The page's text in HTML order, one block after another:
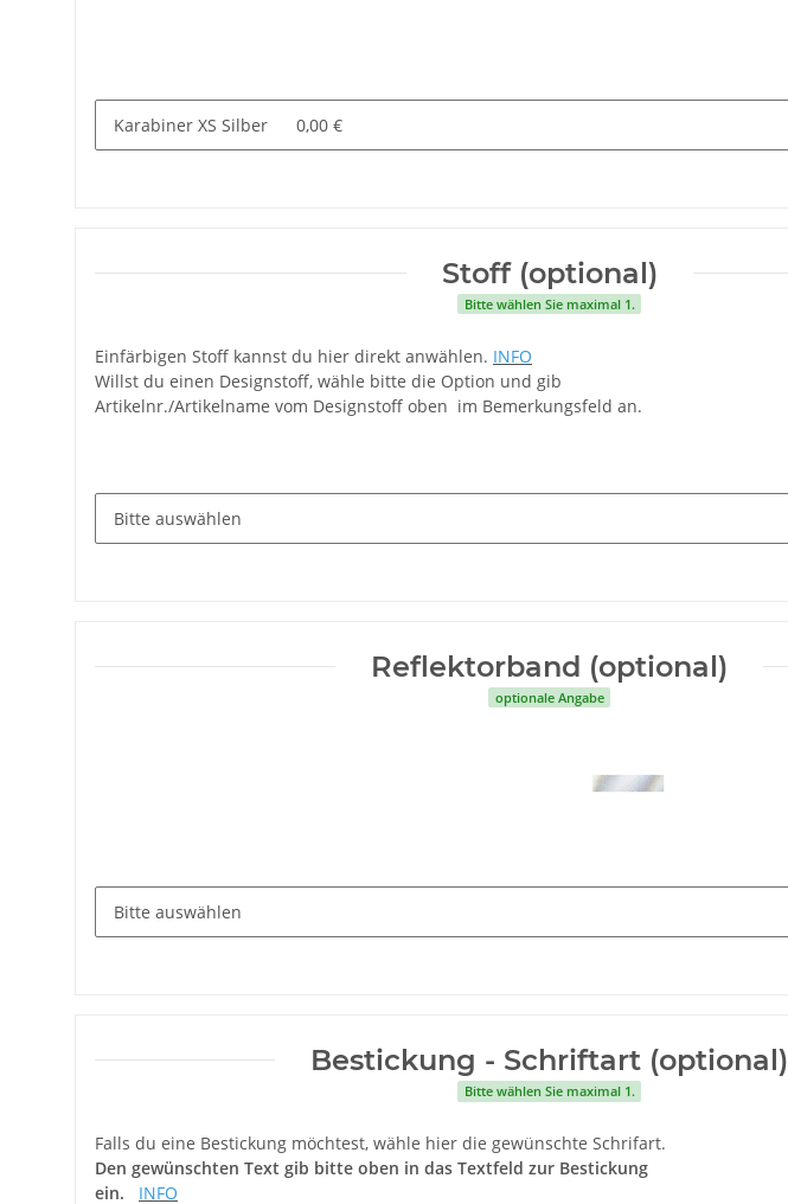
Stoff (optional)
Bitte wählen Sie maximal 1.
Einfärbigen Stoff kannst du hier direkt anwählen. INFO
Willst du einen Designstoff, wähle bitte die Option und gib
Artikelnr./Artikelname vom Designstoff oben im Bemerkungsfeld an.
Reflektorband (optional)
optionale Angabe
Bestickung - Schriftart (optional)
Bitte wählen Sie maximal 1.
Falls du eine Bestickung möchtest, wähle hier die gewünschte Schrifart.
Den gewünschten Text gib bitte oben in das Textfeld zur Bestickung
ein. INFO